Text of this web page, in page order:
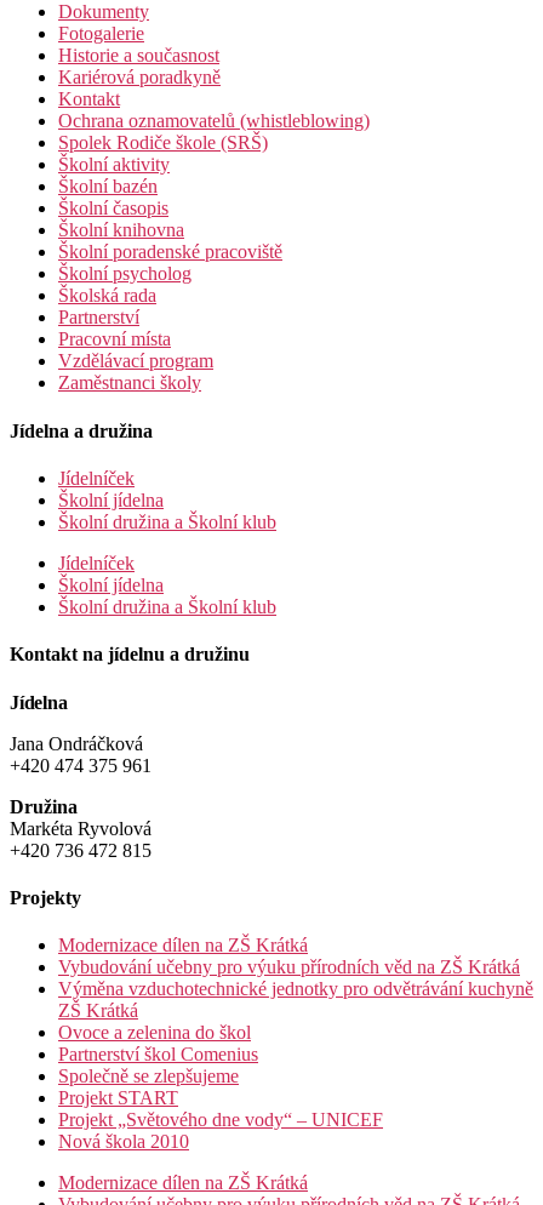
Dokumenty
Fotogalerie
Historie a současnost
Kariérová poradkyně
Kontakt
Ochrana oznamovatelů (whistleblowing)
Spolek Rodiče škole (SRŠ)
Školní aktivity
Školní bazén
Školní časopis
Školní knihovna
Školní poradenské pracoviště
Školní psycholog
Školská rada
Partnerství
Pracovní místa
Vzdělávací program
Zaměstnanci školy
Jídelna a družina
Jídelníček
Školní jídelna
Školní družina a Školní klub
Jídelníček
Školní jídelna
Školní družina a Školní klub
Kontakt na jídelnu a družinu
Jídelna
Jana Ondráčková
+420 474 375 961
Družina
Markéta Ryvolová
+420 736 472 815
Projekty
Modernizace dílen na ZŠ Krátká
Vybudování učebny pro výuku přírodních věd na ZŠ Krátká
Výměna vzduchotechnické jednotky pro odvětrávání kuchyně
ZŠ Krátká
Ovoce a zelenina do škol
Partnerství škol Comenius
Společně se zlepšujeme
Projekt START
Projekt „Světového dne vody“ – UNICEF
Nová škola 2010
Modernizace dílen na ZŠ Krátká